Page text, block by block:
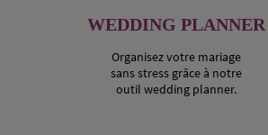
WEDDING PLANNER
Organisez votre mariage
sans stress grâce à notre
outil wedding planner.